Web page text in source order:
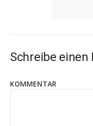
Schreibe
KOMMENTAR